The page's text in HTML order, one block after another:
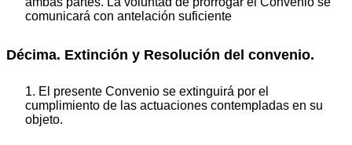
comunicará con antelación suficiente
Décima. Extinción y Resolución del convenio.
1. El presente Convenio se extinguirá por el
cumplimiento de las actuaciones contempladas en su
objeto.